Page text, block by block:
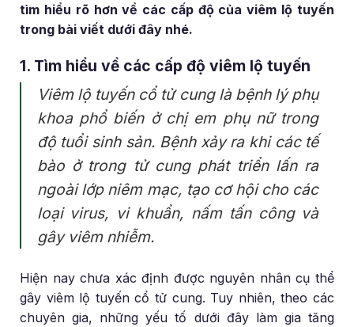
tìm hiểu rõ hơn về các cấp độ của viêm lộ tuyến
trong bài viết dưới đây nhé.
1. Tìm hiểu về các cấp độ viêm lộ tuyến
Viêm lộ tuyến cổ tử cung là bệnh lý phụ
khoa phổ biến ở chị em phụ nữ trong
độ tuổi sinh sản. Bệnh xảy ra khi các tế
bào ở trong tử cung phát triển lấn ra
ngoài lớp niêm mạc, tạo cơ hội cho các
loại virus, vi khuẩn, nấm tấn công và
gây viêm nhiễm.
Hiện nay chưa xác định được nguyên nhân cụ thể
gây viêm lộ tuyến cổ tử cung. Tuy nhiên, theo các
chuyên gia, những yếu tố dưới đây làm gia tăng